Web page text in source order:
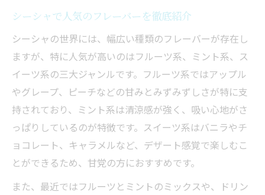
シーシャで人気のフレーバーを徹底紹介
シーシャの世界には、幅広い種類のフレーバーが存在し
ますが、特に人気が高いのはフルーツ系、ミント系、ス
イーツ系の三大ジャンルです。フルーツ系ではアップル
やグレープ、ピーチなどの甘みとみずみずしさが特に支
持されており、ミント系は清涼感が強く、吸い心地がさ
っぱりしているのが特徴です。スイーツ系はバニラやチ
ョコレート、キャラメルなど、デザート感覚で楽しむこ
とができるため、甘党の方におすすめです。
また、最近ではフルーツとミントのミックスや、ドリン